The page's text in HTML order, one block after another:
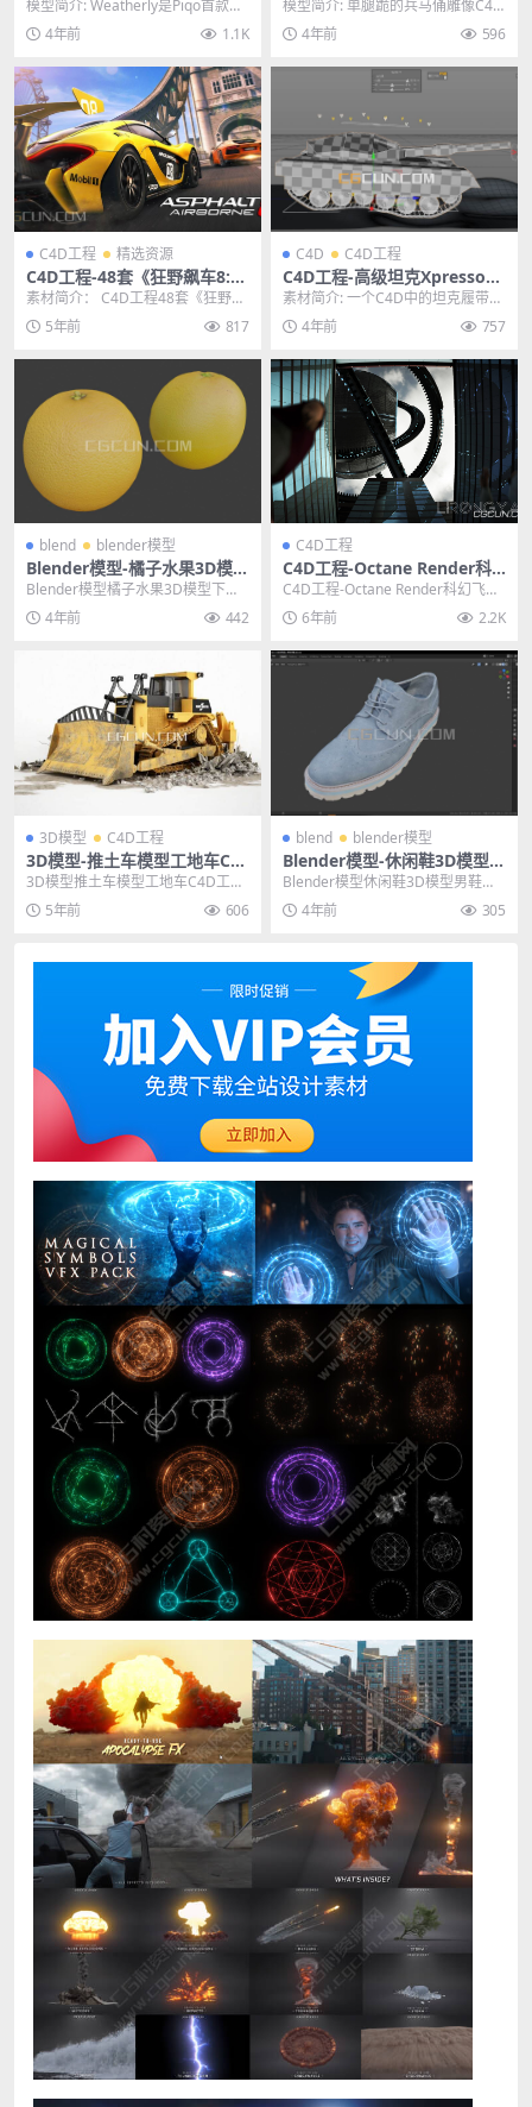
nd/sketch/fig/xd
模型简介: Weatherly是Piqo首款与
天气相关的3d软件包，可在3个平
台...4年前 1.1K
模型简介: 单腿跪的兵马俑雕像C4D
模型工程，模型属于文物,古董,出
土,古玩,收...
4年前 596
C4D工程 精选资源
C4D工程-48套《狂野飙车8:极
速凌云》赛车游戏模型工程合
素材简介： C4D工程48套《狂野飙
车8:极速凌云》赛车游戏模型工程
合集，《狂野...
5年前 817
C4D C4D工程
C4D工程-高级坦克Xpresso绑
定预设工程文件 TANK rig.3.1
素材简介: 一个C4D中的坦克履带绑
定动作预设文件，预设格式为C4
D，绑定使用x...
4年前 757
blend blender模型
Blender模型-橘子水果3D模型
下载 文件格式blend
Blender模型橘子水果3D模型下载
文件格式blend 其他推荐: Blen...
4年前 442
C4D工程
C4D工程-Octane Render科
幻飞船模型工程OC渲染器模型
含贴图材质
C4D工程-Octane Render科幻飞船
模型工程OC渲染器模型 含贴图含
材...6年前 2.2K
3D模型 C4D工程
3D模型-推土车模型工地车C4
D工程模型FBX模型CG村网
3D模型推土车模型工地车C4D工程
模型FBX模型 其他推荐: C4D工程-C
PU...5年前 606
blend blender模型
Blender模型-休闲鞋3D模型男
鞋三维模型（白模）
Blender模型休闲鞋3D模型男鞋三
维模型（白模） 其他推荐: Blende
r... 4年前 305